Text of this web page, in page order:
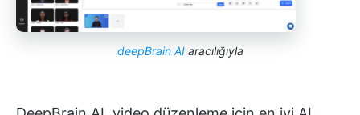
deepBrain AIaracılığıyla